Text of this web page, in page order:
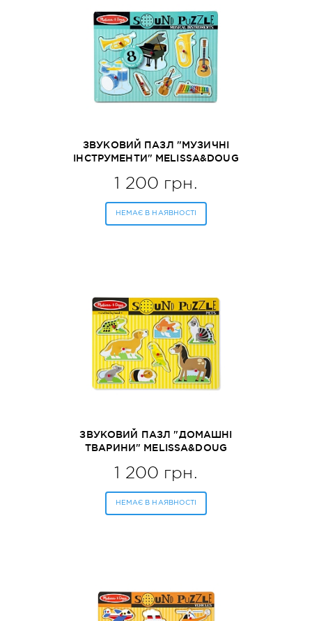
ЗВУКОВИЙ ПАЗЛ "МУЗИЧНІ
ІНСТРУМЕНТИ" MELISSA&DOUG
1 200 грн.
НЕМАЄ В НАЯВНОСТІ
ЗВУКОВИЙ ПАЗЛ "ДОМАШНІ
ТВАРИНИ" MELISSA&DOUG
1 200 грн.
НЕМАЄ В НАЯВНОСТІ